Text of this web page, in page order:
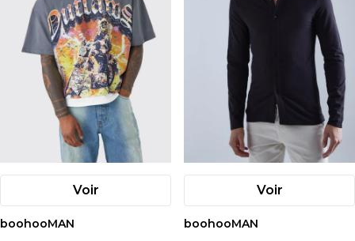
Voir
boohooMAN
Voir
boohooMAN